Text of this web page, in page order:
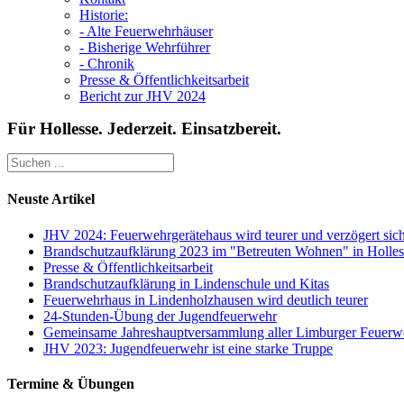
Historie:
- Alte Feuerwehrhäuser
- Bisherige Wehrführer
- Chronik
Presse & Öffentlichkeitsarbeit
Bericht zur JHV 2024
Für Hollesse. Jederzeit. Einsatzbereit.
Neuste Artikel
JHV 2024: Feuerwehrgerätehaus wird teurer und verzögert sich
Brandschutzaufklärung 2023 im "Betreuten Wohnen" in
Presse & Öffentlichkeitsarbeit
Brandschutzaufklärung in Lindenschule und Kitas
Feuerwehrhaus in Lindenholzhausen wird deutlich teurer
24-Stunden-Übung der Jugendfeuerwehr
Gemeinsame Jahreshauptversammlung aller Limburger
JHV 2023: Jugendfeuerwehr ist eine starke Truppe
Termine & Übungen